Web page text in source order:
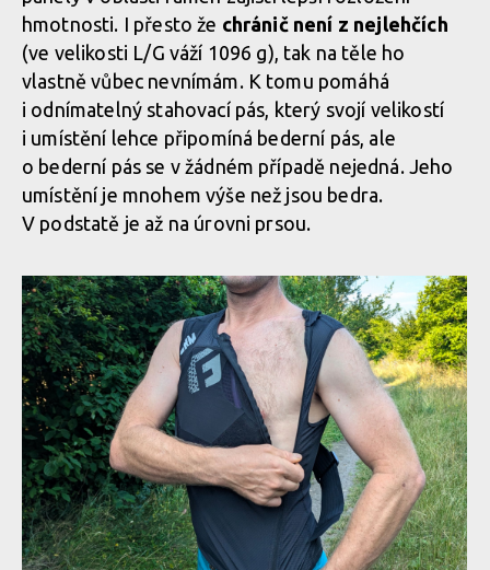
Biodegradabilní chráničová vesta G-Form MX Spike Chest +
Back Shirt
Biodegradabilní chráničová vesta G-Form MX Spike Chest +
Back Shirt
Biodegradabilní chráničová vesta G-Form MX Spike Chest +
Back Shirt
Biodegradabilní chráničová vesta G-Form MX Spike Chest +
Back Shirt
Biodegradabilní chráničová vesta G-Form MX Spike Chest +
Back Shirt
Biodegradabilní chráničová vesta G-Form MX Spike Chest +
Back Shirt
Biodegradabilní chráničová vesta G-Form MX Spike Chest +
Back Shirt
hmotnosti. I přesto že chránič není z nejlehčích
(ve velikosti L/G váží 1096 g), tak na těle ho
vlastně vůbec nevnímám. K tomu pomáhá
i odnímatelný stahovací pás, který svojí velikostí
i umístění lehce připomíná bederní pás, ale
o bederní pás se v žádném případě nejedná. Jeho
umístění je mnohem výše než jsou bedra.
V podstatě je až na úrovni prsou.